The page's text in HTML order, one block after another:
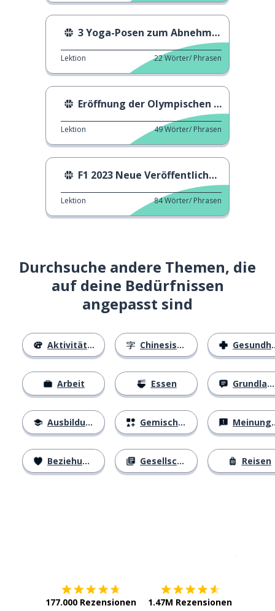
3 Yoga-Posen zum Abnehmen
Lektion 22Wörter/ Phrasen
Eröffnung der Olympischen Spiele in Tokio 2020
Lektion 49Wörter/ Phrasen
F1 2023 Neue Veröffentlichung
Lektion 84Wörter/ Phrasen
Durchsuche andere Themen, die
auf deine Bedürfnissen
angepasst sind
Aktivitäten
Arbeit
Ausbildung
Beziehungen
Chinesische Schriftzeichen
Essen
Gemischtes
Gesellschaft
Gesundheit
Grundlagen
Meinungen
Reisen
177.000 Rezensionen 1.47M Rezensionen